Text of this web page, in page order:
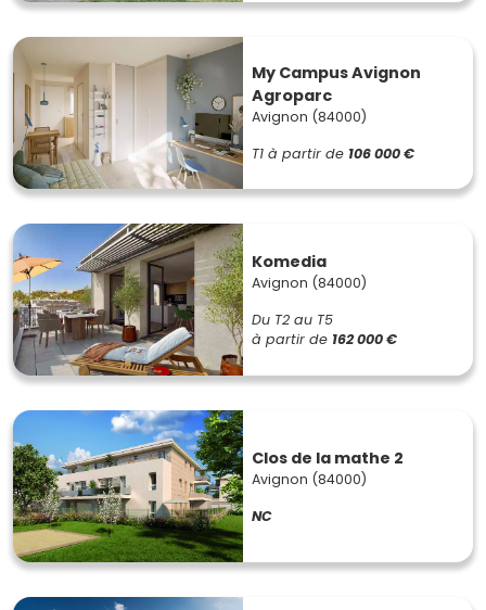
My Campus Avignon
Agroparc
Avignon (84000)
T1 à partir de 106 000 €
Komedia
Avignon (84000)
Du T2 au T5
à partir de 162 000 €
Clos de la mathe 2
Avignon (84000)
NC